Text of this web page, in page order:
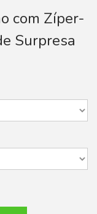
com Zíper-
Surpresa